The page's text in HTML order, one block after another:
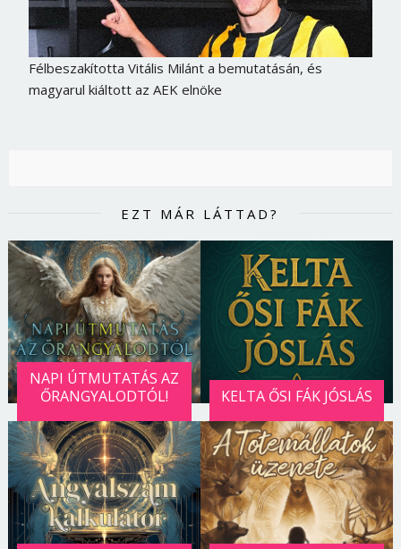
Félbeszakította Vitális Milánt a bemutatásán, és
magyarul kiáltott az AEK elnöke
EZT MÁR LÁTTAD?
NAPI ÚTMUTATÁS AZ
ŐRANGYALODTÓL!
KELTA ŐSI FÁK JÓSLÁS